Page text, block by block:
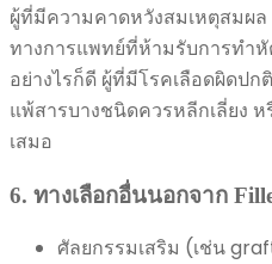
ผู้ที่มีความคาดหวังสมเหตุสมผ
ทางการแพทย์ที่ห้ามรับการทำหั
อย่างไรก็ดี ผู้ที่มีโรคเลือดผิดป
แพ้สารบางชนิดควรหลีกเลี่ยง
เสมอ
6. ทางเลือกอื่นนอกจาก
ศัลยกรรมเสริม (เช่น